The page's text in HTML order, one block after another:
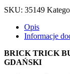
SKU: 35149
Opis
Informacje
BRICK TRICK
GDAŃSKI